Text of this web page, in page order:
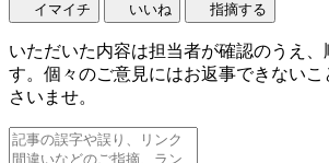
イマイチ いいね 指摘する
いただいた内容は担当者が確認のうえ、
す。個々のご意見にはお返事できない
さいませ。